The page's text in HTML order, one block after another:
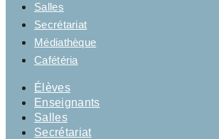
Salles
Secrétariat
Médiathèque
Cafétéria
Élèves
Enseignants
Salles
Secrétariat